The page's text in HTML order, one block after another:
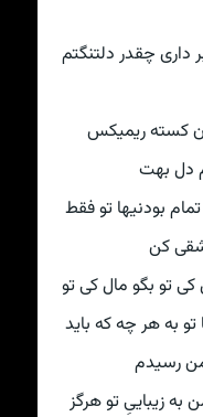
داری چقدر دلتنگتم
کسته ریمیکس
دل بهت
بودنیها تو فقط
کن
تو بگو مال کی تو
به هر چه که باید
رسیدم
زیباییِ تو هرگز